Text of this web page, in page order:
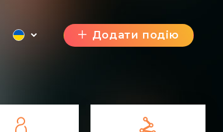
Додати подію